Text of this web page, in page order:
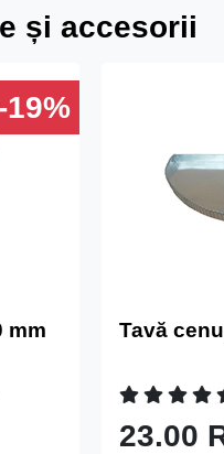
și accesorii
-19%
mm Tavă
23.00